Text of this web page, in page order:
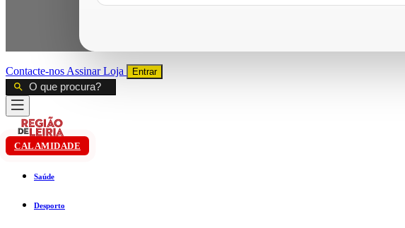
Contacte-nos AssinarLoja Entrar
CALAMIDADE
Saúde
Desporto